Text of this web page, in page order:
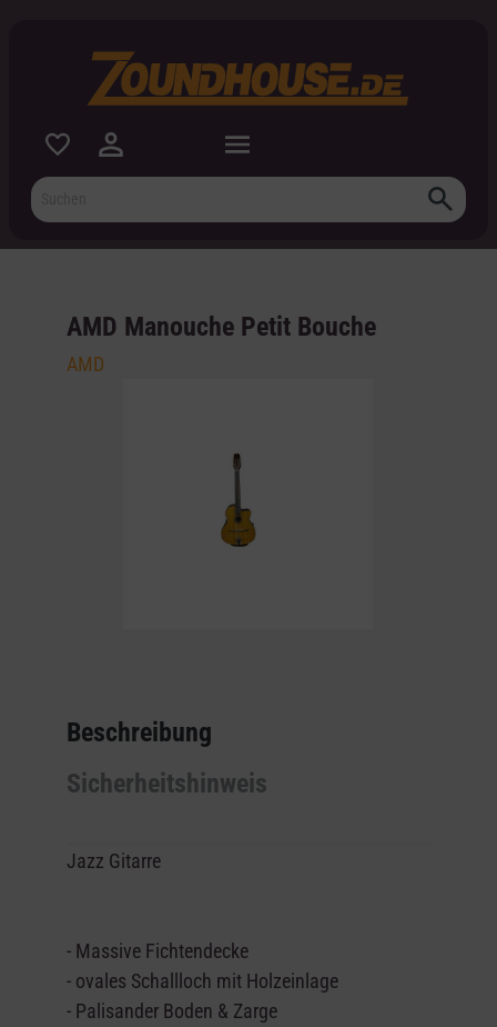
AMD Manouche Petit Bouche
AMD
Beschreibung
Sicherheitshinweis
Jazz Gitarre
- Massive Fichtendecke
- ovales Schallloch mit Holzeinlage
- Palisander Boden & Zarge